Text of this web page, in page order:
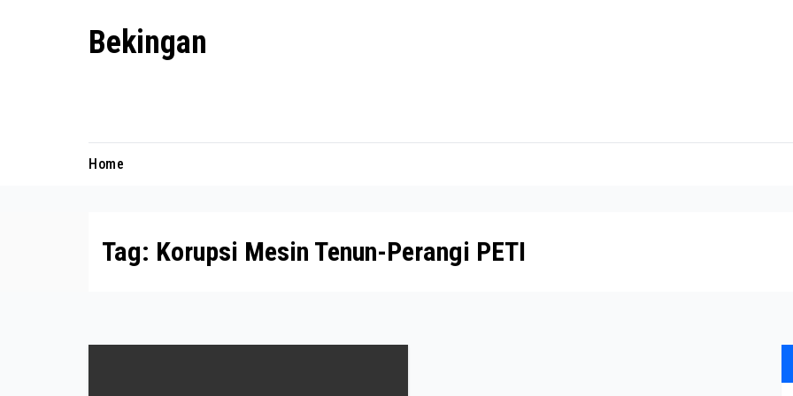
Bekingan
Home
Tag: Korupsi Mesin Tenun-Perangi PETI